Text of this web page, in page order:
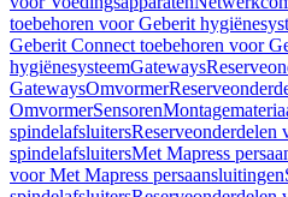
toebehoren voor Geberit
Geberit Connect toebehoren voor
hygiënesysteemGateways
GatewaysOmvormer
OmvormerSensoren
spindelafsluitersReserveonderdelen
spindelafsluitersMet Mapress
voor Met Mapress persaansluitingen